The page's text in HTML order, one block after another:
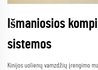
Išmaniosios
sistemos
Kinijos uolienų vamzdžių įrengimo